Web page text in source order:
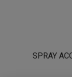
SPRAY